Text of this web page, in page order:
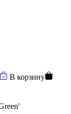
В корзину